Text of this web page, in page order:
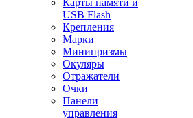
Карты памяти и
USB Flash
Крепления
Марки
Минипризмы
Окуляры
Отражатели
Очки
Панели
управления